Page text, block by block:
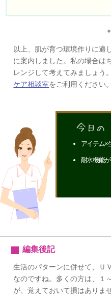
以上、肌が育つ環境作りに適
に案内しました。私の場合
レンジして考えてみましょう
ケア相談室をご利用ください。
アイテム×
耐水機能
編集後記
生活のパターンに併せて、Ｕ
なのですね。多くの方は、１
が、覚えておいて損はありま